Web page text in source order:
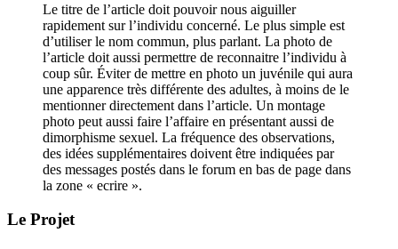
Le titre de l’article doit pouvoir nous aiguiller
rapidement sur l’individu concerné. Le plus simple est
d’utiliser le nom commun, plus parlant. La photo de
l’article doit aussi permettre de reconnaitre l’individu à
coup sûr. Éviter de mettre en photo un juvénile qui aura
une apparence très différente des adultes, à moins de le
mentionner directement dans l’article. Un montage
photo peut aussi faire l’affaire en présentant aussi de
dimorphisme sexuel. La fréquence des observations,
des idées supplémentaires doivent être indiquées par
des messages postés dans le forum en bas de page dans
la zone « ecrire ».
Le Projet